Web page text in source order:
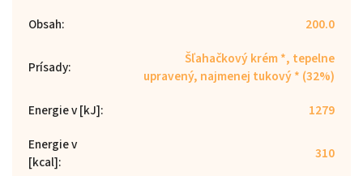
Obsah: 200.0
Prísady:
Šľahačkový krém *, tepelne
upravený, najmenej tukový * (32%)
Energie v [kJ]:
1279
Energie v
[kcal]: 310